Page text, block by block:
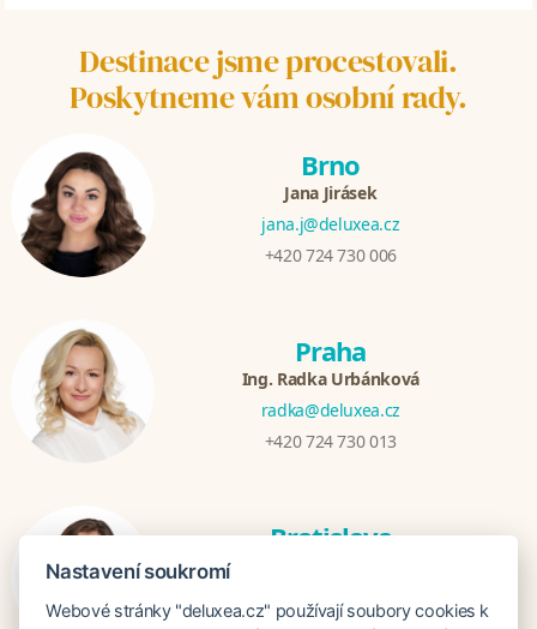
Destinace jsme procestovali.
Poskytneme vám osobní rady.
Brno
Jana Jirásek
jana.j@deluxea.cz
+420 724 730 006
Praha
Ing. Radka Urbánková
radka@deluxea.cz
+420 724 730 013
Bratislava
Nastavení soukromí
Webové stránky "deluxea.cz" používají soubory cookies k